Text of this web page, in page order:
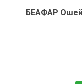
БЕАФАР